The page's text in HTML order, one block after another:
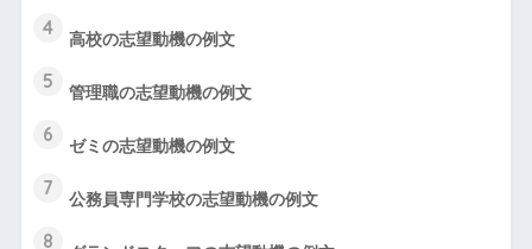
4 高校の志望動機の例文
5 管理職の志望動機の例文
6 ゼミの志望動機の例文
7 公務員専門学校の志望動機の例文
8